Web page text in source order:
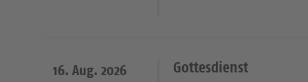
16. Aug. 2026 Gottesdienst